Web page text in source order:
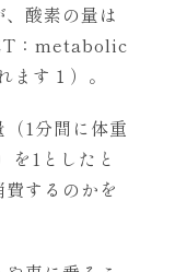
酸素の量は
：metabolic
す１）。
1分間に体重
を1としたと
するのかを